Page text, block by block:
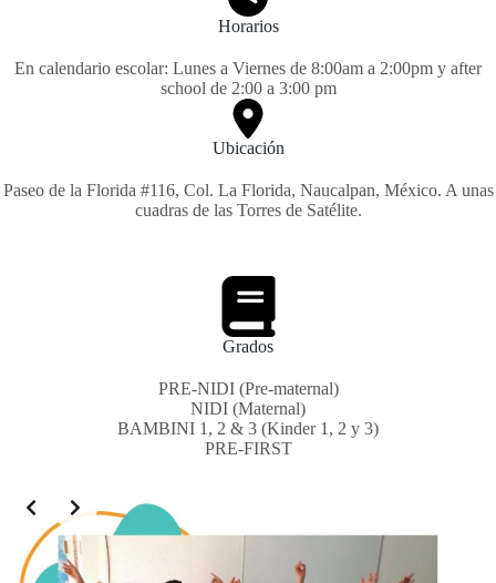
Horarios
En calendario escolar: Lunes a Viernes de 8:00am a 2:00pm y after
school de 2:00 a 3:00 pm
Ubicación
Paseo de la Florida #116, Col. La Florida, Naucalpan, México. A unas
cuadras de las Torres de Satélite.
Grados
PRE-NIDI (Pre-maternal)
NIDI (Maternal)
BAMBINI 1, 2 & 3 (Kinder 1, 2 y 3)
PRE-FIRST